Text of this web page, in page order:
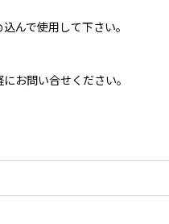
んで使用して下さい。
お問い合せください。